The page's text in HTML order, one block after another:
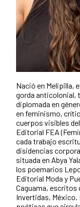
Nació en Melipilla,
gorda anticolonial,
diplomada en
en feminismo,
cuerpos visibles
Editorial FEA
cada trabajo
disidencias
situada en Abya
los poemarios
Editorial Moda y
Caguama, escritos
Invertidas,